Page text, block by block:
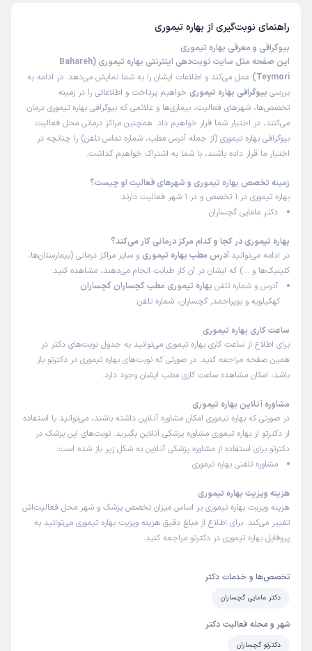
راهنمای نوبت‌گیری از بهاره تیموری
بیوگرافی و معرفی بهاره تیموری
این صفحه مثل سایت نوبت‌دهی اینترنتی بهاره تیموری (Bahareh
Teymori)
عمل می‌کند و اطلاعات ایشان را به شما نمایش می‌دهد. در ادامه به
بررسی بیوگرافی بهاره تیموری خواهیم پرداخت و اطلاعاتی را در زمینه
تخصص‌ها، شهرهای فعالیت، بیماری‌ها و علائمی که بیوگرافی بهاره تیموری درمان
می‌کنند، در اختیار شما قرار خواهیم داد. همچنین مراکز درمانی محل فعالیت
بیوگرافی بهاره تیموری (از جمله آدرس مطب، شماره تماس تلفن) را چنانچه در
اختیار ما قرار داده باشند، با شما به اشتراک خواهیم گذاشت.
زمینه تخصص بهاره تیموری و شهرهای فعالیت او چیست؟
بهاره تیموری در 1 تخصص و در 1 شهر فعالیت دارند:
دکتر مامایی گچساران
بهاره تیموری در کجا و کدام مرکز درمانی کار می‌کند؟
در ادامه می‌توانید آدرس مطب بهاره تیموری و سایر مراکز درمانی (بیمارستان‌ها،
کلینیک‌ها و …) که ایشان در آن کار طبابت انجام می‌دهند، مشاهده کنید:
آدرس و شماره تلفن بهاره تیموری مطب گچساران گچساران
کهکیلویه و بویراحمد, گچساران، شماره تلفن:
ساعت کاری بهاره تیموری
برای اطلاع از ساعت کاری بهاره تیموری می‌توانید به جدول نوبت‌های دکتر در
همین صفحه مراجعه کنید. در صورتی که نوبت‌های بهاره تیموری در دکترتو باز
باشد، امکان مشاهده ساعت کاری مطب ایشان وجود دارد.
مشاوره آنلاین بهاره تیموری
در صورتی که بهاره تیموری امکان مشاوره آنلاین داشته باشند، می‌توانید با استفاده
از دکترتو از بهاره تیموری مشاوره پزشکی آنلاین بگیرید. نوبت‌های این پزشک در
دکترتو برای استفاده از مشاوره پزشکی آنلاین به شکل زیر باز شده است:
مشاوره تلفنی بهاره تیموری
هزینه ویزیت بهاره تیموری
هزینه ویزیت بهاره تیموری بر اساس میزان تخصص پزشک و شهر محل فعالیت‌اش
تغییر می‌کند. برای اطلاع از مبلغ دقیق هزینه ویزیت بهاره تیموری می‌توانید به
پروفایل بهاره تیموری در دکترتو مراجعه کنید.
تخصص‌ها و خدمات دکتر
دکتر مامایی گچساران
شهر و محله فعالیت دکتر
دکترتو گچساران